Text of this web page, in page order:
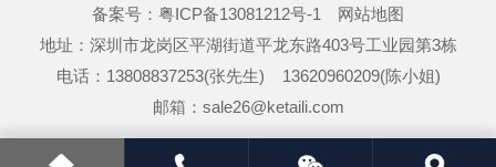
备案号： 粤ICP备13081212号-1
网站地图
地址：深圳市龙岗区平湖街道平龙东路403号工业园第3栋
电话：13808837253(张先生) 13620960209(陈小姐)
邮箱：sale26@ketaili.com